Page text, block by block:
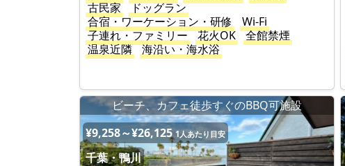
古民家
ドッグラン
合宿・ワーケーション・研修
Wi-Fi
子連れ・ファミリー
花火OK
全館禁煙
温泉近隣
海沿い・海水浴
ビーチ、カフェ徒歩すぐのBBQ可施設
¥9,258～¥26,125 1人あたり目安
千葉・鴨川